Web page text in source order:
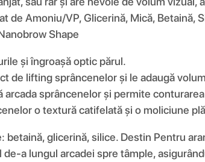
de Amoniu/VP, Glicerină, Mică, Betaină,
Shape
și îngroașă optic părul.
de lifting sprâncenelor și le adaugă
arcada sprâncenelor și permite
o textură catifelată și o moliciune
betaină, glicerină, silice. Destin Pentru
de-a lungul arcadei spre tâmple,